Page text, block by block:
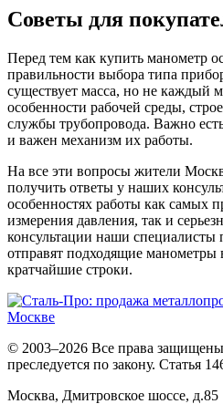
Советы для
Перед тем как купить манометр
правильности выбора типа
существует масса, но не каждый
особенности рабочей среды,
службы трубопровода. Важно
и важен механизм их работы.
На все эти вопросы жители
получить ответы у наших
особенностях работы как самых
измерения давления, так и
консультации наши специалисты
отправят подходящие
кратчайшие строки.
© 2003–2026 Все права
преследуется по закону. Статья
Москва, Дмитровское шоссе, д.85